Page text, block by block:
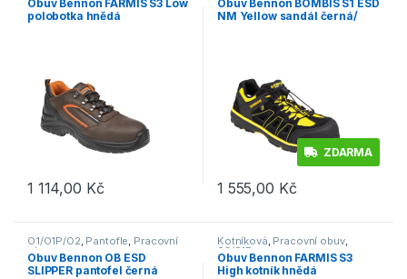
Obuv Bennon FARMIS S3 Low
polobotka hnědá
1 114,00 Kč
Tento produkt má více variant. Možnosti lze vybrat na stránce
Obuv Bennon BOMBIS S1 ESD
NM Yellow sandál černá/
ZDARMA
1 555,00 Kč
Tento produkt má více
O1/O1P/O2, Pantofle, Pracovní
obuv
Obuv Bennon OB ESD
SLIPPER pantofel černá
Kotníková, Pracovní obuv,
S3/S1P
Obuv Bennon FARMIS S3
High kotník hnědá